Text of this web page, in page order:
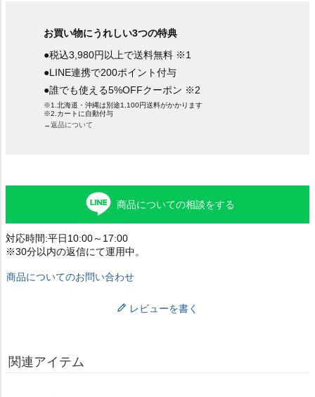
お買い物にうれしい3つの特典
●税込3,980円以上で送料無料 ※1
●LINE連携で200ポイント付与
●誰でも使える5%OFFクーポン ※2
※1.北海道・沖縄は別途1,100円送料がかかります
※2.カートに自動付与
→返品について
商品についての相談をする
対応時間:平日10:00～17:00
※30分以内の返信にて運用中。
商品についてのお問い合わせ
レビューを書く
関連アイテム